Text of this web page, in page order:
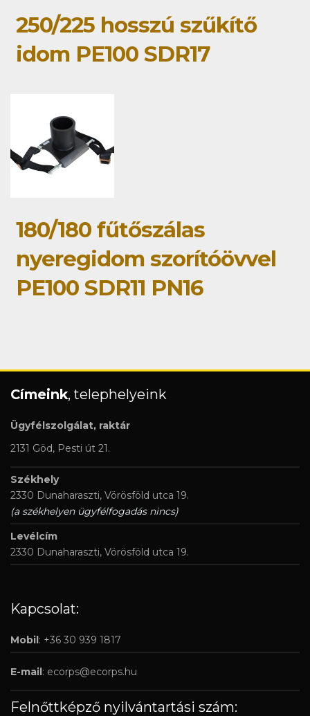
250/225 hosszú szűkítő
idom PE100 SDR17
180/180 fűtőszálas
nyeregidom szorítóövvel
PE100 SDR11 PN16
Címeink, telephelyeink
Ügyfélszolgálat, raktár
2131 Göd, Pesti út 21.
Székhely
2330 Dunaharaszti, Vörösföld utca 19.
(a székhelyen ügyfélfogadás nincs)
Levélcím
2330 Dunaharaszti, Vörösföld utca 19.
Kapcsolat:
Mobil: +36 30 939 1817
E-mail: ecorps@ecorps.hu
Felnőttképző nyilvántartási szám: